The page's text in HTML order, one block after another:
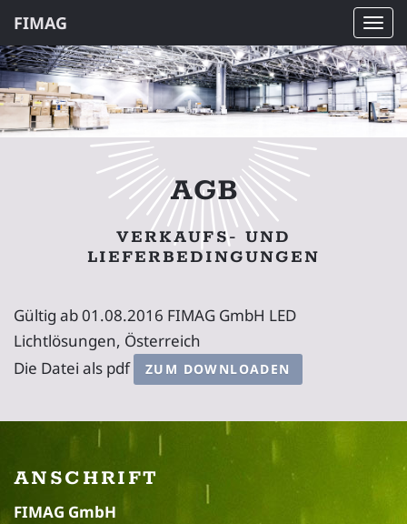
FIMAG
AGB
VERKAUFS- UND
LIEFERBEDINGUNGEN
Gültig ab 01.08.2016 FIMAG GmbH LED
Lichtlösungen, Österreich
Die Datei als pdf
ZUM DOWNLOADEN
ANSCHRIFT
FIMAG GmbH